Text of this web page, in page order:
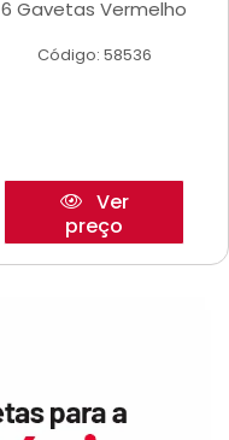
6 Gavetas Vermelho
Código: 58536
Ver
preço